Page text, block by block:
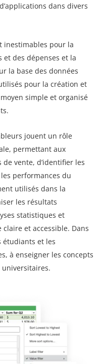
dans divers
inestimables pour la
des dépenses et la
la base des données
pour la création et
simple et organisé
jouent un rôle
permettant aux
vente, d’identifier les
performances du
utilisés dans la
les résultats
statistiques et
et accessible. Dans
étudiants et les
à enseigner les concepts